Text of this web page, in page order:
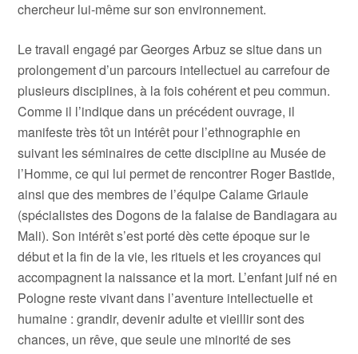
chercheur lui-même sur son environnement.
Le travail engagé par Georges Arbuz se situe dans un
prolongement d’un parcours intellectuel au carrefour de
plusieurs disciplines, à la fois cohérent et peu commun.
Comme il l’indique dans un précédent ouvrage, il
manifeste très tôt un intérêt pour l’ethnographie en
suivant les séminaires de cette discipline au Musée de
l’Homme, ce qui lui permet de rencontrer Roger Bastide,
ainsi que des membres de l’équipe Calame Griaule
(spécialistes des Dogons de la falaise de Bandiagara au
Mali). Son intérêt s’est porté dès cette époque sur le
début et la fin de la vie, les rituels et les croyances qui
accompagnent la naissance et la mort. L’enfant juif né en
Pologne reste vivant dans l’aventure intellectuelle et
humaine : grandir, devenir adulte et vieillir sont des
chances, un rêve, que seule une minorité de ses